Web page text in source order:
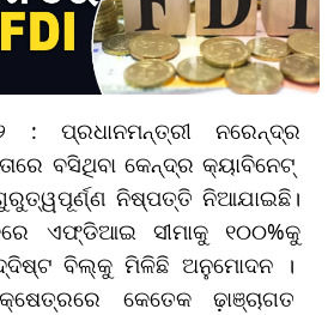
: ପ୍ରଧାନମନ୍ତ୍ରୀ ନରେନ୍ଦ୍ର
ବସିଥିବା କେନ୍ଦ୍ର କ୍ୟାବିନେଟ୍‌
ନିଷ୍ପତ୍ତି ନିଆଯାଇଛି।
ଏଫ୍‌ଡିଆଇ ସୀମାକୁ ୧୦୦%କୁ
ବିଲ୍‌କୁ ମିଳିଛି ଅନୁମୋଦନ ।
କେତେକ ଢ଼ାଞ୍ଚାଗତ